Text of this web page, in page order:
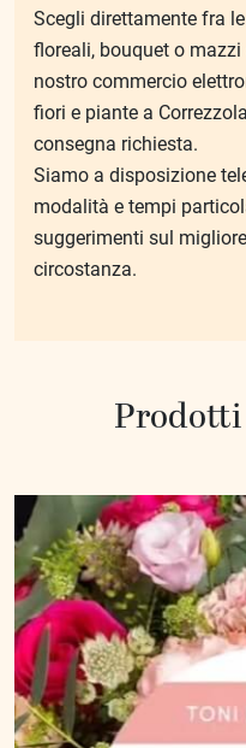
Scegli direttamente fra
floreali, bouquet o
nostro commercio
fiori e piante a
consegna richiesta.
Siamo a disposizione
modalità e tempi
suggerimenti sul
circostanza.
Prodotti